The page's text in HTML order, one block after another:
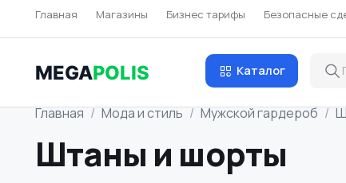
Главная Магазины Бизнес тарифы Безопасные
MEGAPOLIS Каталог
Главная Мода и стиль Мужской гардероб
Штаны и шорты